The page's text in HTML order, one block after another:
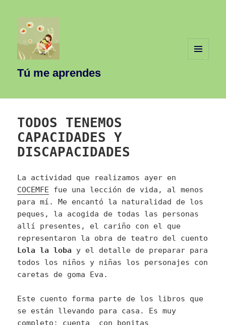
Tú me aprendes
TODOS TENEMOS
CAPACIDADES Y
DISCAPACIDADES
La actividad que realizamos ayer en
COCEMFE fue una lección de vida, al menos
para mí. Me encantó la naturalidad de los
peques, la acogida de todas las personas
allí presentes, el cariño con el que
representaron la obra de teatro del cuento
Lola la loba y el detalle de preparar para
todos los niños y niñas los personajes con
caretas de goma Eva.
Este cuento forma parte de los libros que
se están llevando para casa. Es muy
completo; cuenta con bonitas